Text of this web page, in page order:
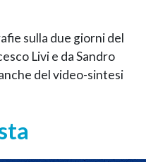
sulla due giorni del
Livi e da Sandro
del video-sintesi